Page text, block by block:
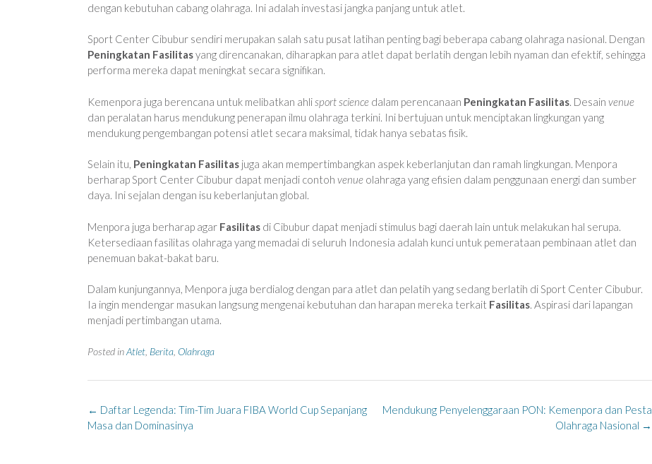
dengan kebutuhan cabang olahraga. Ini adalah investasi jangka panjang untuk atlet.
Sport Center Cibubur sendiri merupakan salah satu pusat latihan penting bagi beberapa cabang olahraga nasional. Dengan
Peningkatan Fasilitasyang direncanakan, diharapkan para atlet dapat berlatih dengan lebih nyaman dan efektif, sehingga
performa mereka dapat meningkat secara signifikan.
Kemenpora juga berencana untuk melibatkan ahli sport science dalam perencanaan Peningkatan Fasilitas . Desain venue
dan peralatan harus mendukung penerapan ilmu olahraga terkini. Ini bertujuan untuk menciptakan lingkungan yang
mendukung pengembangan potensi atlet secara maksimal, tidak hanya sebatas fisik.
Selain itu, Peningkatan Fasilitas juga akan mempertimbangkan aspek keberlanjutan dan ramah lingkungan. Menpora
berharap Sport Center Cibubur dapat menjadi contoh venue olahraga yang efisien dalam penggunaan energi dan sumber
daya. Ini sejalan dengan isu keberlanjutan global.
Menpora juga berharap agar Fasilitas di Cibubur dapat menjadi stimulus bagi daerah lain untuk melakukan hal serupa.
Ketersediaan fasilitas olahraga yang memadai di seluruh Indonesia adalah kunci untuk pemerataan pembinaan atlet dan
penemuan bakat-bakat baru.
Dalam kunjungannya, Menpora juga berdialog dengan para atlet dan pelatih yang sedang berlatih di Sport Center Cibubur.
Ia ingin mendengar masukan langsung mengenai kebutuhan dan harapan mereka terkait Fasilitas. Aspirasi dari lapangan
menjadi pertimbangan utama.
Posted inAtlet Berita Olahraga
Post
navigation
Mendukung Penyelenggaraan PON: Kemenpora dan Pesta
Olahraga Nasional →
← Daftar Legenda: Tim-Tim Juara FIBA World Cup Sepanjang
Masa dan Dominasinya